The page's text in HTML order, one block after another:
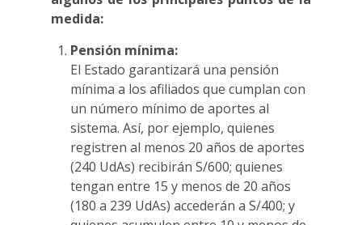
medida:
Pensión mínima:
El Estado garantizará una pensión
mínima a los afiliados que cumplan con
un número mínimo de aportes al
sistema. Así, por ejemplo, quienes
registren al menos 20 años de aportes
(240 UdAs) recibirán S/600; quienes
tengan entre 15 y menos de 20 años
(180 a 239 UdAs) accederán a S/400; y